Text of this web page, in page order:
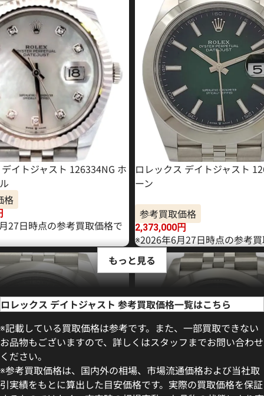
イトジャスト 126334NG ホ
格
27日時点の参考買取価格で
ロレックス デイトジャスト
ーン
参考買取価格
2,373,000円
※2026年6月27日時点の参考
もっと見る
ロレックス デイトジャスト 参考買取価格一覧はこちら
※記載している買取価格は参考です。また、一部買取できない
お品物もございますので、詳しくはスタッフまでお問い合わせ
ください。
※参考買取価格は、国内外の相場、市場流通価格および当社取
引実績をもとに算出した目安価格です。実際の買取価格を保証